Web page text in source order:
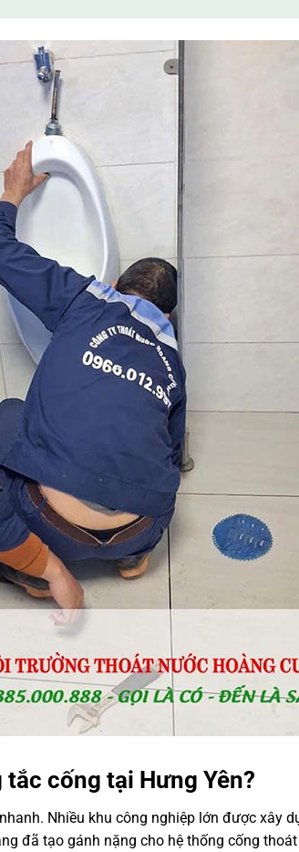
cống tại Hưng Yên?
Nhiều khu công nghiệp lớn được xây
đã tạo gánh nặng cho hệ thống cống